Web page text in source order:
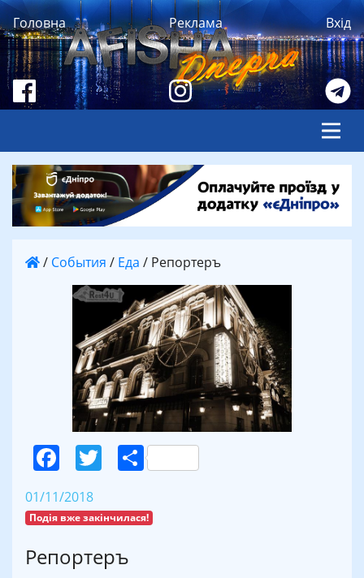
Головна Реклама Вхід
/ События / Еда / Репортеръ
Facebook
Twitter
Поділитися
01/11/2018
Подія вже закінчилася!
Репортеръ